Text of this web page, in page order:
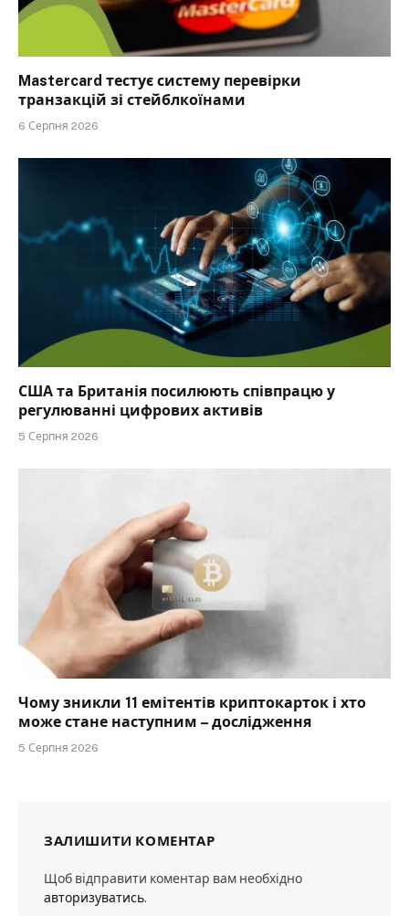
Mastercard тестує систему перевірки
транзакцій зі стейблкоїнами
6 Серпня 2026
США та Британія посилюють співпрацю у
регулюванні цифрових активів
5 Серпня 2026
Чому зникли 11 емітентів криптокарток і хто
може стане наступним – дослідження
5 Серпня 2026
ЗАЛИШИТИ КОМЕНТАР
Щоб відправити коментар вам необхідно
авторизуватись.